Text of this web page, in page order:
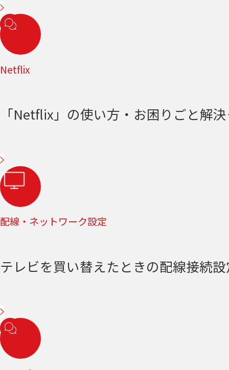
Netflix
「Netflix」の使い方・お困りごと解
配線・ネットワーク設定
テレビを買い替えたときの配線接続